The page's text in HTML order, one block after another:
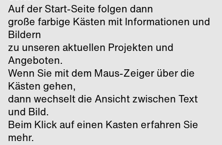
Auf der Start-Seite folgen dann
große farbige Kästen mit Informationen und
Bildern
zu unseren aktuellen Projekten und
Angeboten.
Wenn Sie mit dem Maus-Zeiger über die
Kästen gehen,
dann wechselt die Ansicht zwischen Text
und Bild.
Beim Klick auf einen Kasten erfahren Sie
mehr.